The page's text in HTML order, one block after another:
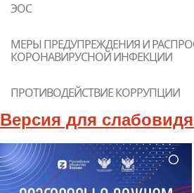
ЭОС
МЕРЫ ПРЕДУПРЕЖДЕНИЯ И
КОРОНАВИРУСНОЙ ИНФЕКЦИИ
ПРОТИВОДЕЙСТВИЕ КОРРУПЦИИ
Версия для